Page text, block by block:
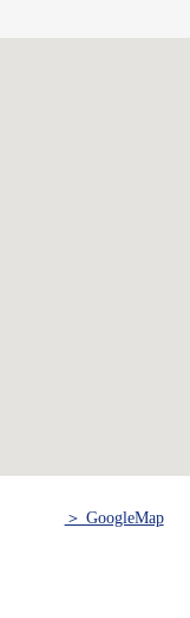
・・・
時聯繫我們。＞ GoogleMap